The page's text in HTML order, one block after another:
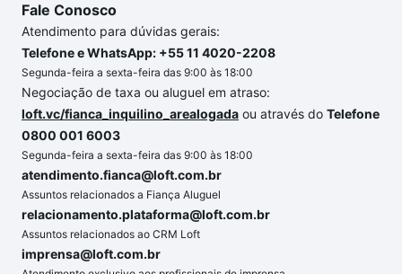
Fale Conosco
Atendimento para dúvidas gerais:
Telefone e WhatsApp: +55 11 4020-2208
Segunda-feira a sexta-feira das 9:00 às 18:00
Negociação de taxa ou aluguel em atraso:
loft.vc/fianca_inquilino_arealogada ou através do Telefone
0800 001 6003
Segunda-feira a sexta-feira das 9:00 às 18:00
atendimento.fianca@loft.com.br
Assuntos relacionados a Fiança Aluguel
relacionamento.plataforma@loft.com.br
Assuntos relacionados ao CRM Loft
imprensa@loft.com.br